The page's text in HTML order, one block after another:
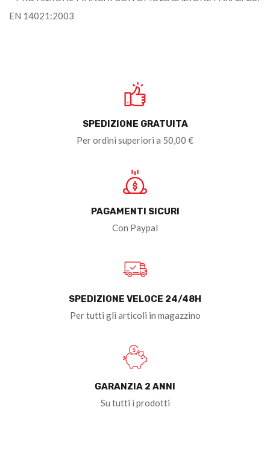
EN 14021:2003
SPEDIZIONE GRATUITA
Per ordini superiori a 50,00 €
PAGAMENTI SICURI
Con Paypal
SPEDIZIONE VELOCE 24/48H
Per tutti gli articoli in magazzino
GARANZIA 2 ANNI
Su tutti i prodotti